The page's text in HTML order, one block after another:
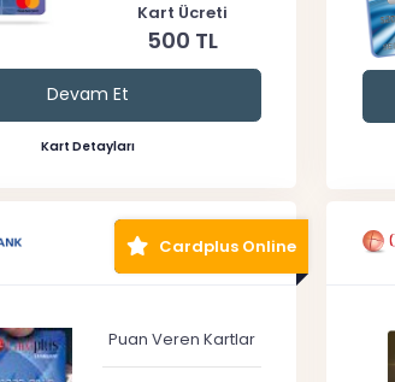
Kart Ücreti
500 TL
Devam Et
Kart Detayları
Cardplus Online
Puan Veren Kartlar